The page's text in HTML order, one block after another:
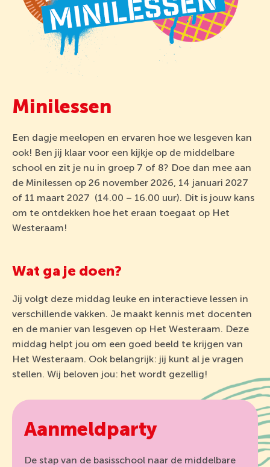
Minilessen
Een dagje meelopen en ervaren hoe we lesgeven kan
ook! Ben jij klaar voor een kijkje op de middelbare
school en zit je nu in groep 7 of 8? Doe dan mee aan
de Minilessen op 26 november 2026, 14 januari 2027
of 11 maart 2027 (14.00 – 16.00 uur). Dit is jouw kans
om te ontdekken hoe het eraan toegaat op Het
Westeraam!
Wat ga je doen?
Jij volgt deze middag leuke en interactieve lessen in
verschillende vakken. Je maakt kennis met docenten
en de manier van lesgeven op Het Westeraam. Deze
middag helpt jou om een goed beeld te krijgen van
Het Westeraam. Ook belangrijk: jij kunt al je vragen
stellen. Wij beloven jou: het wordt gezellig!
Aanmeldparty
De stap van de basisschool naar de middelbare